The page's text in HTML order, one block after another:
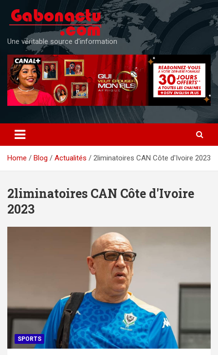
content
Une véritable source d'information
Home Blog Actualités 2liminatoires CAN Côte d'Ivoire 2023
2liminatoires CAN Côte d'Ivoire
2023
SPORTS